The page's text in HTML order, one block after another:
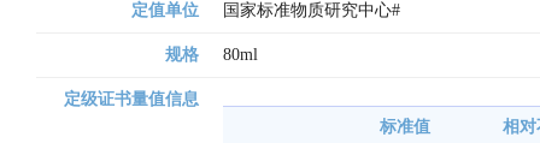
定值单位 国家标准物质研究中心#
规格 80ml
定级证书量值信息
标准值
相